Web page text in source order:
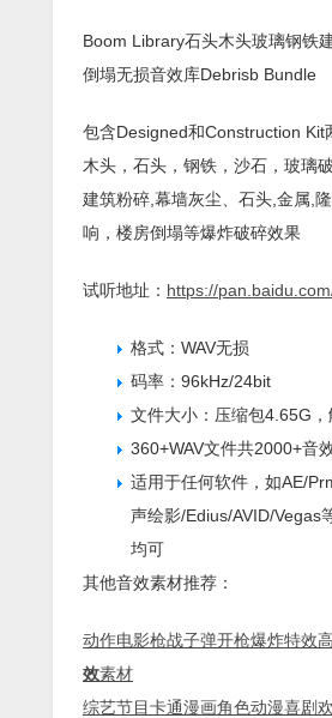
Boom Library石头木头玻璃钢铁
倒塌无损音效库Debrisb Bundle
包含Designed和Construction Kit
木头，石头，钢铁，沙石，玻璃
建筑粉碎,幕墙灰尘、石头,金属,
响，楼房倒塌等爆炸破碎效果
试听地址： https://
格式：WAV无损
码率：96kHz/24bit
文件大小：压缩包4.65G
360+WAV文件共2000+音
适用于任何软件，如AE/
声绘影/Edius/AVID/Vegas
均可
其他音效素材推荐：
动作电影枪战子弹开枪爆炸特效
效素材
综艺节目卡通漫画角色动漫喜剧